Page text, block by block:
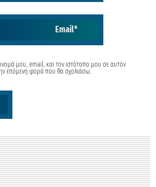
Email*
μου, email, και τον ιστότοπο μου σε αυτόν
επόμενη φορά που θα σχολιάσω.